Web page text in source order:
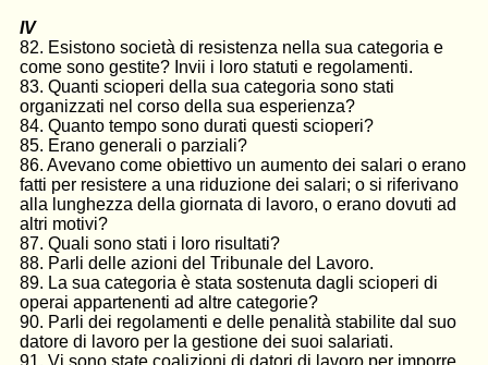
IV
82. Esistono società di resistenza nella sua categoria e
come sono gestite? Invii i loro statuti e regolamenti.
83. Quanti scioperi della sua categoria sono stati
organizzati nel corso della sua esperienza?
84. Quanto tempo sono durati questi scioperi?
85. Erano generali o parziali?
86. Avevano come obiettivo un aumento dei salari o erano
fatti per resistere a una riduzione dei salari; o si riferivano
alla lunghezza della giornata di lavoro, o erano dovuti ad
altri motivi?
87. Quali sono stati i loro risultati?
88. Parli delle azioni del Tribunale del Lavoro.
89. La sua categoria è stata sostenuta dagli scioperi di
operai appartenenti ad altre categorie?
90. Parli dei regolamenti e delle penalità stabilite dal suo
datore di lavoro per la gestione dei suoi salariati.